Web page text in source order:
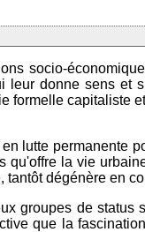
socio-
donne sens
formelle capitaliste
lutte permanente
la vie
dégénère en
groupes de
que la